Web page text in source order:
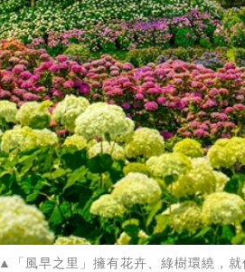
▲「風早之里」擁有花卉、綠樹環繞，